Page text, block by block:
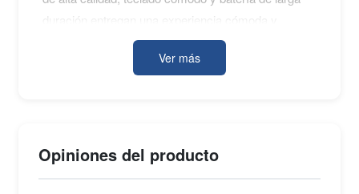
duración entregan una experiencia cómoda y
confiable tanto para usuarios profesionales como
para quienes buscan un equipo práctico y duradero.
Ver más
Opiniones del producto